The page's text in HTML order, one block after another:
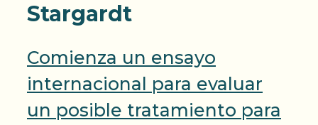
Stargardt
Comienza un ensayo
internacional para evaluar
un posible tratamiento para